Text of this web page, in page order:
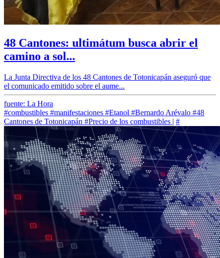
48 Cantones: ultimátum busca abrir el
camino a sol...
La Junta Directiva de los 48 Cantones de Totonicapán aseguró que
el comunicado emitido sobre el aume...
fuente: La Hora
#combustibles #manifestaciones #Etanol #Bernardo Arévalo #48
Cantones de Totonicapán #Precio de los combustibles | #